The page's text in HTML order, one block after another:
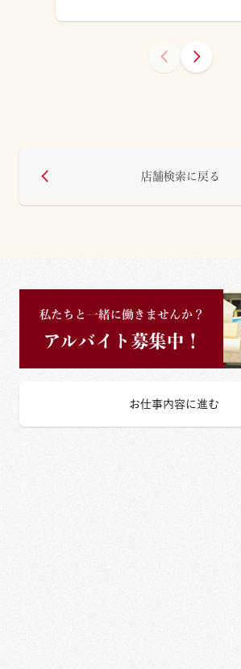
店舗検索に戻る
お仕事内容に進む